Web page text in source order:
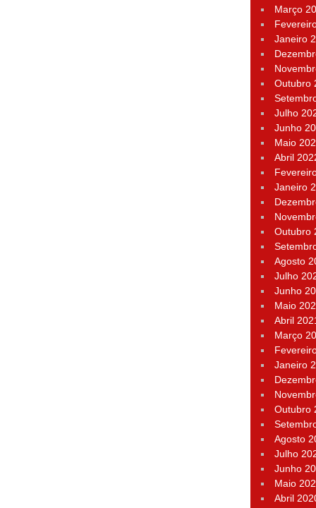
Março
Janeiro
Outubro
Julho
Junho
Maio
Abril
Janeiro
Outubro
Agosto
Julho
Junho
Maio
Abril
Março
Janeiro
Outubro
Agosto
Julho
Junho
Maio
Abril